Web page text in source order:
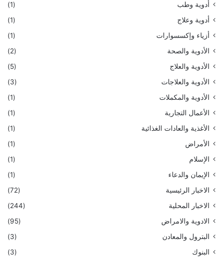
أدوية وطب
(1)
أدوية وعلاج
(1)
أزياء وإكسسوارات
(1)
الأدوية والصحة
(2)
الأدوية والعلاج
(5)
الأدوية والعلاجات
(3)
الأدوية والمكملات
(1)
الأعمال التجارية
(1)
الأغذية والعادات الغذائية
(1)
الأمراض
(1)
الإسلام
(1)
الإيمان والدعاء
(1)
الاخبار الرئيسية
(72)
الاخبار المحلية
(244)
الادوية والامراض
(95)
البترول والمعادن
(3)
البنوك
(3)